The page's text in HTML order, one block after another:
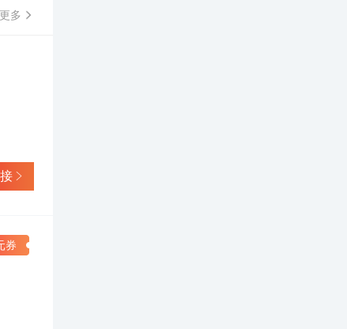
形
不
速
牌信
多
券